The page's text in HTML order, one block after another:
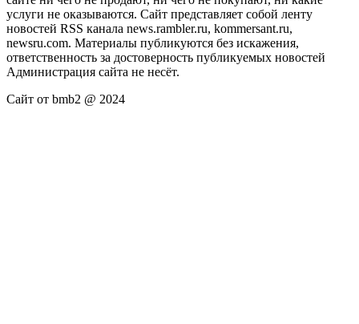
услуги не оказываются. Сайт представляет собой ленту
новостей RSS канала news.rambler.ru, kommersant.ru,
newsru.com. Материалы публикуются без искажения,
ответственность за достоверность публикуемых новостей
Администрация сайта не несёт.
Сайт от bmb2 @ 2024